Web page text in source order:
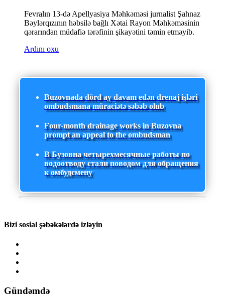
Fevralın 13-də Apellyasiya Məhkəməsi jurnalist Şahnaz
Bəylərqızının həbsilə bağlı Xətai Rayon Məhkəməsinin
qərarından müdafiə tərəfinin şikayətini təmin etməyib.
Ardını oxu
Buzovnada dörd ay davam edən drenaj işləri
ombudsmana müraciətə səbəb olub
Four-month drainage works in Buzovna
prompt an appeal to the ombudsman
В Бузовна четырехмесячные работы по
водоотводу стали поводом для обращения
к омбудсмену
Bizi sosial şəbəkələrdə izləyin
Gündəmdə